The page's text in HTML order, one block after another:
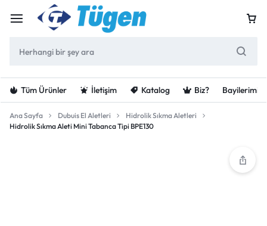
Tüm Ürünler İletişim Katalog Biz? Bayilerimiz
Ana Sayfa Dubuis El Aletleri
Hidrolik Sıkma Aletleri
Hidrolik Sıkma Aleti Mini Tabanca Tipi BPE130